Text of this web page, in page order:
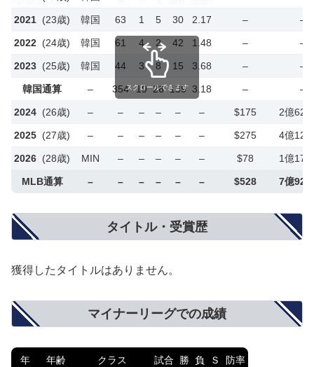
2021 (23歳) 韓国 63 1 5 30 2.17 – –
2022 (24歳) 韓国 61 4 2 42 1.48 – –
2023 (25歳) 韓国 44 3 8 15 3.68 – –
韓国通算 – 354 19 26 139 3.18 – –
2024 (26歳) – – – – – – $175 2億
2025 (27歳) – – – – – – $275 4億
2026 (28歳) MIN – – – – – $78 1億
MLB通算 – – – – – – $528 7億
スクロールできます
タイトル・受賞歴
獲得したタイトルはありません。
マイナーリーグでの成績
年 年齢 クラス 試合 勝 負 Ｓ 防率